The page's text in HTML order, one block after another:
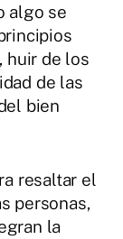
algo se
huir de los
de las
bien
resaltar el
personas,
la